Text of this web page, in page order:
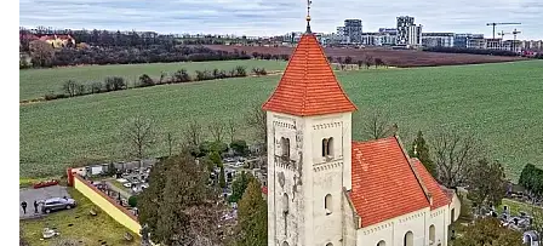
Zastanem se 03. 08. 2026
Politika • Volební seriál #02: Nová výstavba v jihozápadním
městě
Jakými nástroji navrhujete vstupovat z pozice ÚMČ Praha
13 do procesů developerské výstavby např. v lokalitě
Třebonice a Chaby, kterou umožňuje nově schválený
Metropolitn...